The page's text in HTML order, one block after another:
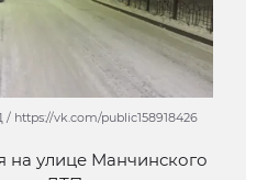
https://vk.com/public158918426
на улице Манчинского